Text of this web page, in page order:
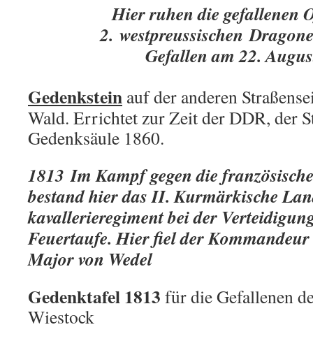
Hier ruhen die gefallenen
2. westpreussischen
Gefallen am 22.
Gedenkstein auf der anderen
Wald. Errichtet zur Zeit der DDR, der
Gedenksäule 1860.
1813 Im Kampf gegen die
bestand hier das II. Kurmärkische
kavallerieregiment bei der
Feuertaufe. Hier fiel der Kommandeur
Major von Wedel
Gedenktafel 1813 für die Gefallenen
Wiestock